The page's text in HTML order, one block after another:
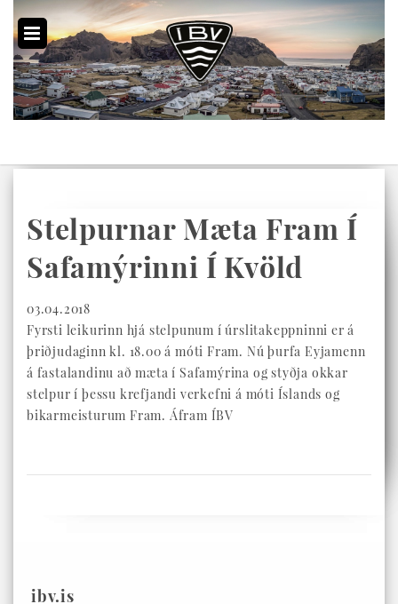
Stelpurnar Mæta Fram Í
Safamýrinni Í Kvöld
03.04.2018
Fyrsti leikurinn hjá stelpunum í úrslitakeppninni er á
þriðjudaginn kl. 18.00 á móti Fram. Nú þurfa Eyjamenn
á fastalandinu að mæta í Safamýrina og styðja okkar
stelpur í þessu krefjandi verkefni á móti Íslands og
bikarmeisturum Fram. Áfram ÍBV
ibv.is